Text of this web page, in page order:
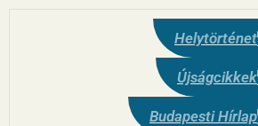
Helytörténet
Újságcikkek
Budapesti Hírlap